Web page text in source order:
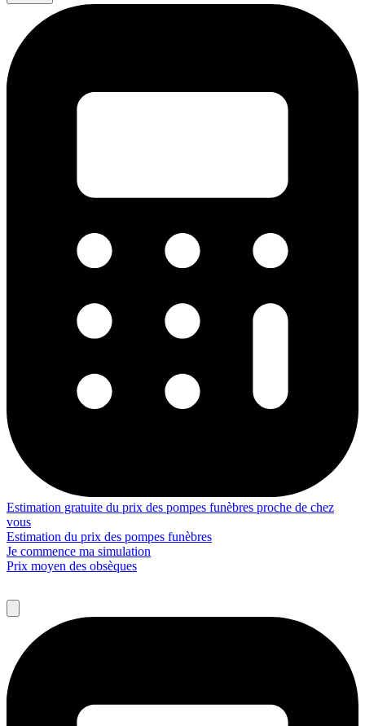
Estimation gratuite du prix des pompes funèbres proche de chez
vous
Estimation du prix des pompes funèbres
Je commence ma simulation
Prix moyen des obsèques